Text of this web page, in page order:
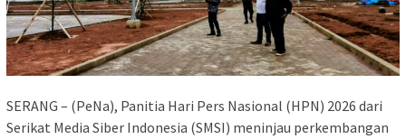
SERANG – (PeNa), Panitia Hari Pers Nasional (HPN) 2026 dari
Serikat Media Siber Indonesia (SMSI) meninjau perkembangan